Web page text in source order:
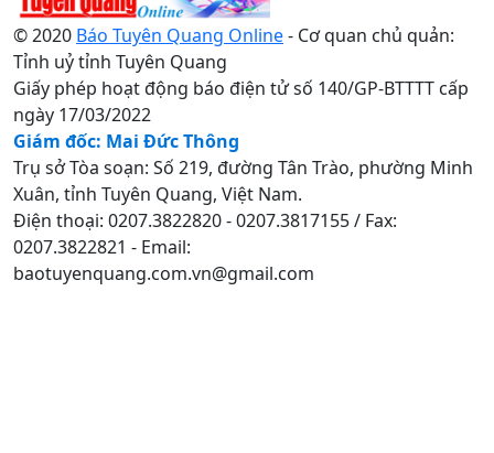
© 2020 Báo Tuyên Quang Online- Cơ quan chủ quản:
Tỉnh uỷ tỉnh Tuyên Quang
Giấy phép hoạt động báo điện tử số 140/GP-BTTTT cấp
ngày 17/03/2022
Giám đốc: Mai Đức Thông
Trụ sở Tòa soạn: Số 219, đường Tân Trào, phường Minh
Xuân, tỉnh Tuyên Quang, Việt Nam.
Điện thoại: 0207.3822820 - 0207.3817155 / Fax:
0207.3822821 - Email:
baotuyenquang.com.vn@gmail.com